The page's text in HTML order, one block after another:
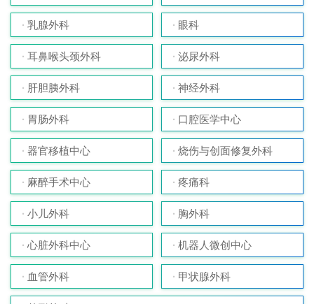
乳腺外科 眼科
耳鼻喉头颈外科 泌尿外科
肝胆胰外科 神经外科
胃肠外科 口腔医学中心
器官移植中心 烧伤与创面修复外科
麻醉手术中心 疼痛科
小儿外科 胸外科
心脏外科中心 机器人微创中心
血管外科 甲状腺外科